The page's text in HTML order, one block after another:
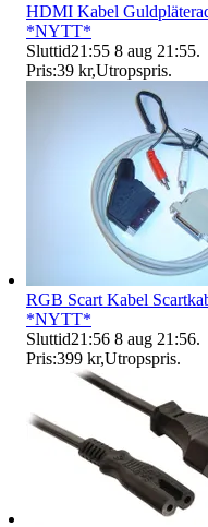
HDMI Kabel
*NYTT*
Sluttid21:55 8 aug 21:55.
Pris:39 kr,Utropspris.
RGB Scart Kabel
*NYTT*
Sluttid21:56 8 aug 21:56.
Pris:399 kr,Utropspris.